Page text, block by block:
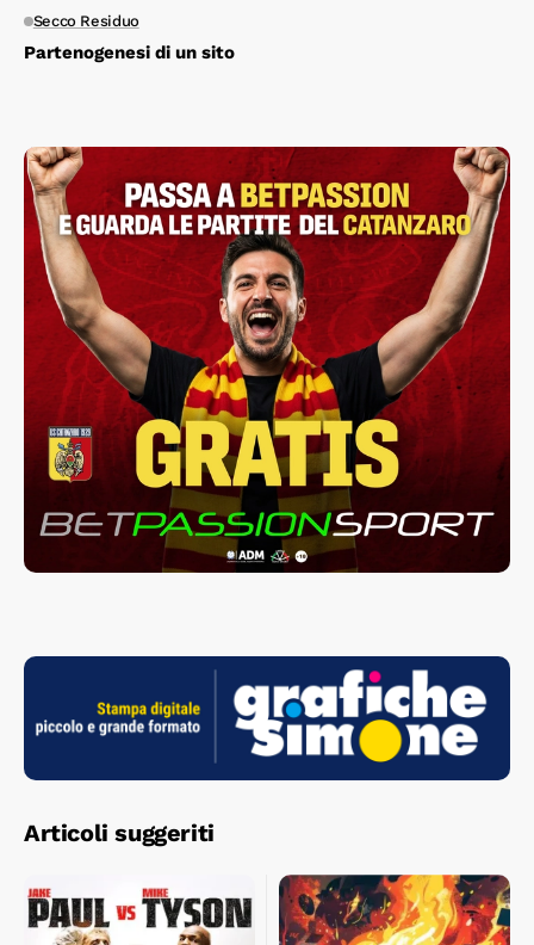
Secco Residuo
Partenogenesi di un sito
Articoli suggeriti